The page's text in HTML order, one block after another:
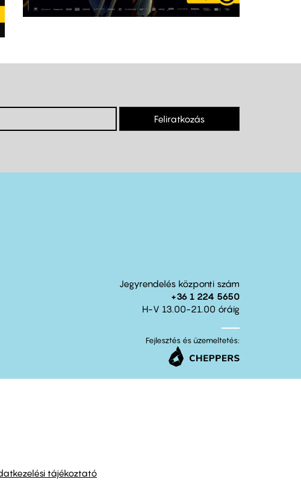
Feliratkozás
Jegyrendelés központi szám
+36 1 224 5650
H-V 13.00-21.00 óráig
Fejlesztés és üzemeltetés:
tájékoztató